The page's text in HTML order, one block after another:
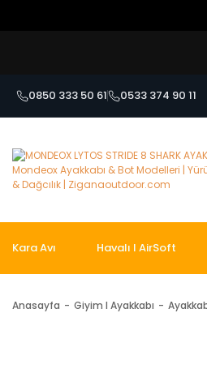
0850 333 50 61 0533 374 90 11
Kara Avı Havalı I AirSoft
Anasayfa Giyim I Ayakkabı